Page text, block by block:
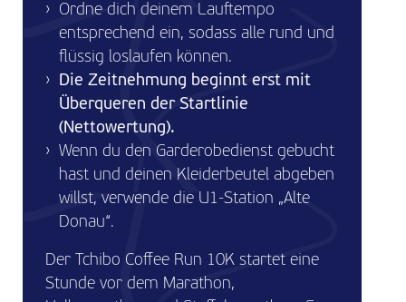
Ordne dich deinem Lauftempo
entsprechend ein, sodass alle rund und
flüssig loslaufen können.
Die Zeitnehmung beginnt erst mit
Überqueren der Startlinie
(Nettowertung).
Wenn du den Garderobedienst gebucht
hast und deinen Kleiderbeutel abgeben
willst, verwende die U1-Station „Alte
Donau“.
Der Tchibo Coffee Run 10K startet eine
Stunde vor dem Marathon,